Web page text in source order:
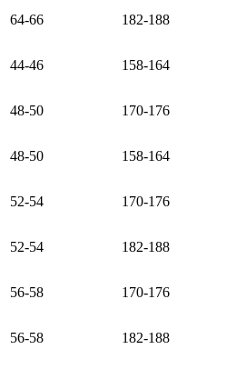
64-66 182-188
44-46 158-164
48-50 170-176
48-50 158-164
52-54 170-176
52-54 182-188
56-58 170-176
56-58 182-188